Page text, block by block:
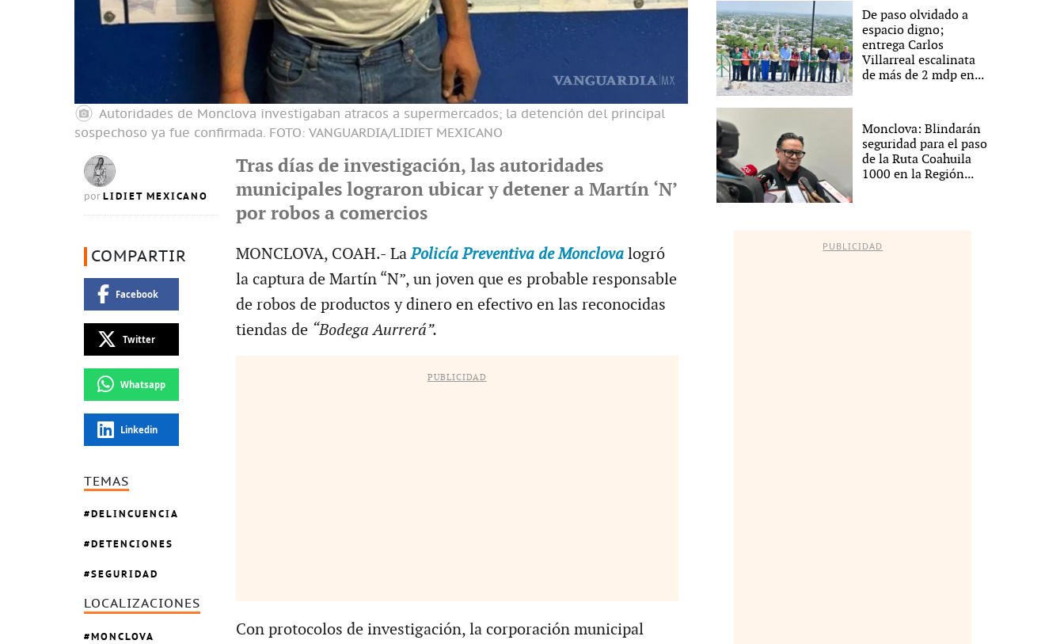
Autoridades de Monclova investigaban atracos a supermercados; la detención del principal
sospechoso ya fue confirmada. FOTO: VANGUARDIA/LIDIET MEXICANO
por LIDIET MEXICANO
COMPARTIR
Facebook
Twitter
Whatsapp
Linkedin
TEMAS
DELINCUENCIA
DETENCIONES
SEGURIDAD
LOCALIZACIONES
MONCLOVA
Tras días de investigación, las autoridades
municipales lograron ubicar y detener a Martín ‘N’
por robos a comercios
MONCLOVA, COAH.- LaPolicía Preventiva de Monclovalogró
la captura de Martín “N”, un joven que es probable responsable
de robos de productos y dinero en efectivo en las reconocidas
tiendas de “Bodega Aurrerá”.
PUBLICIDAD
Con protocolos de investigación, la corporación municipal
De paso olvidado a
espacio digno;
entrega Carlos
Villarreal escalinata
de más de 2 mdp en...
Monclova: Blindarán
seguridad para el paso
de la Ruta Coahuila
1000 en la Región...
PUBLICIDAD